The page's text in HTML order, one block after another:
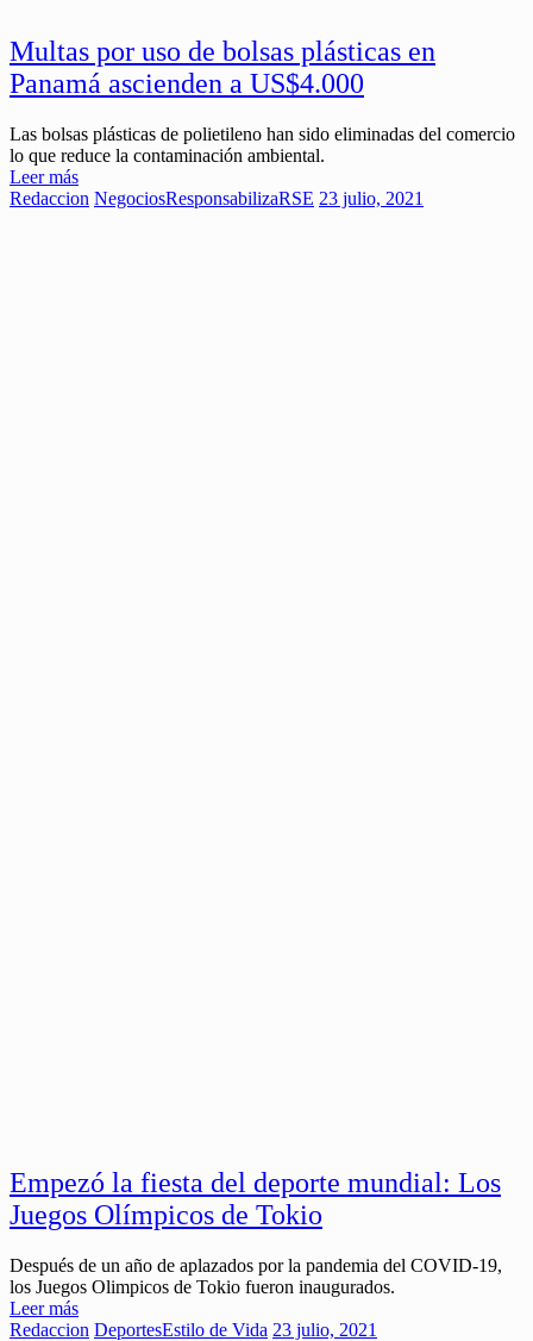
Multas por uso de bolsas plásticas en
Panamá ascienden a US$4.000
Las bolsas plásticas de polietileno han sido eliminadas del comercio
lo que reduce la contaminación ambiental.
Leer más
Redaccion NegociosResponsabilizaRSE 23 julio, 2021
Empezó la fiesta del deporte mundial: Los
Juegos Olímpicos de Tokio
Después de un año de aplazados por la pandemia del COVID-19,
los Juegos Olimpicos de Tokio fueron inaugurados.
Leer más
Redaccion DeportesEstilo de Vida 23 julio, 2021